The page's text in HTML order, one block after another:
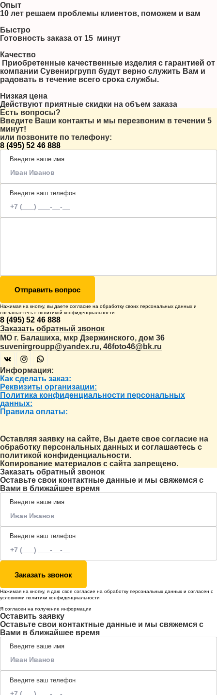
Опыт
10 лет решаем проблемы клиентов, поможем и вам
Быстро
Готовность заказа от 15 минут
Качество
Приобретенные качественные изделия с гарантией от
компании Сувениргрупп будут верно служить Вам и
радовать в течение всего срока службы.
Низкая цена
Действуют приятные скидки на объем заказа
Есть вопросы?
Введите Ваши контакты и мы перезвоним в течении 5
минут!
или позвоните по телефону:
8 (495) 52 46 888
Введите ваше имя
Введите ваш телефон
Отправить вопрос
Нажимая на кнопку, вы даете согласие на обработку своих персональных данных и
соглашаетесь с политикой конфиденциальности
8 (495) 52 46 888
Заказать обратный звонок
МО г. Балашиха, мкр Дзержинского, дом 36
suvenirgroupp@yandex.ru, 46foto46@bk.ru
Информация:
Как сделать заказ:
Реквизиты организации:
Политика конфиденциальности персональных
данных:
Правила оплаты:
Оставляя заявку на сайте, Вы даете свое согласие на
обработку персональных данных и соглашаетесь c
политикой конфиденциальности.
Копирование материалов с сайта запрещено.
Заказать обратный звонок
Оставьте свои контактные данные и мы свяжемся с
Вами в ближайшее время
Введите ваше имя
Введите ваш телефон
Заказать звонок
Нажимая на кнопку, я даю свое согласие на обработку персональных данных и согласен с
условиями политики конфиденциальности
Я согласен на получение информации
Оставить заявку
Оставьте свои контактные данные и мы свяжемся с
Вами в ближайшее время
Введите ваше имя
Введите ваш телефон